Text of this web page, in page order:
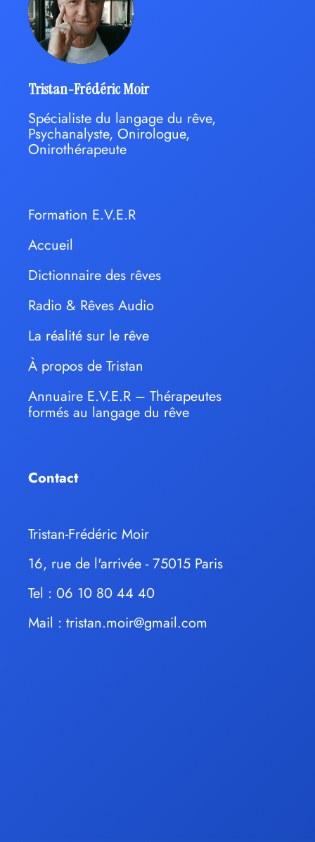
Tristan-Frédéric Moir
Spécialiste du langage du rêve,
Psychanalyste, Onirologue,
Onirothérapeute
Formation E.V.E.R
Accueil
Dictionnaire des rêves
Radio & Rêves Audio
La réalité sur le rêve
À propos de Tristan
Annuaire E.V.E.R – Thérapeutes
formés au langage du rêve
Contact
Tristan-Frédéric Moir
16, rue de l'arrivée - 75015 Paris
Tel : 06 10 80 44 40
Mail : tristan.moir@gmail.com